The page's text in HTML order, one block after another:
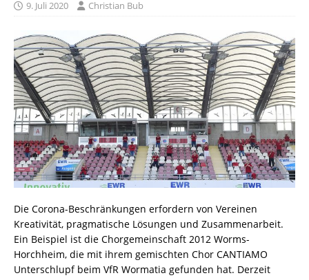
9. Juli 2020 Christian Bub
Die Corona-Beschränkungen erfordern von Vereinen
Kreativität, pragmatische Lösungen und Zusammenarbeit.
Ein Beispiel ist die Chorgemeinschaft 2012 Worms-
Horchheim, die mit ihrem gemischten Chor CANTIAMO
Unterschlupf beim VfR Wormatia gefunden hat. Derzeit